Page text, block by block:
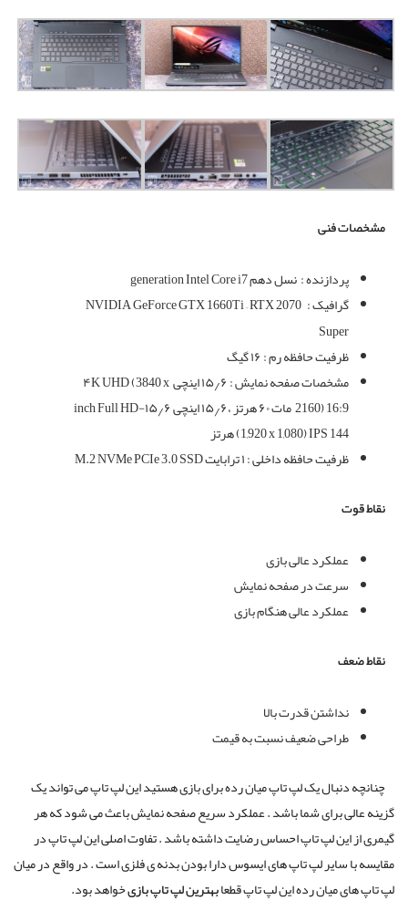
مشخصات فنی
پردازنده :نسل دهم generation Intel Core i7
گرافیک : NVIDIA GeForce GTX 1660Ti – RTX 2070
Super
ظرفیت حافظه رم : ۱۶ گیگ
مشخصات صفحه نمایش : ۱۵٫۶ اینچی
۴K UHD (3840 x
2160) 16:9
مات ۶۰ هرتز ،۱۵٫۶ اینچی ۱۵٫۶-inch Full HD
(1,920 x 1,080) IPS 144 هرتز
ظرفیت حافظه داخلی : ۱ ترابایت M.2 NVMe PCIe 3.0 SSD
نقاط قوت
عملکرد عالی بازی
سرعت در صفحه نمایش
عملکرد عالی هنگام بازی
نقاط ضعف
نداشتن قدرت بالا
طراحی ضعیف نسبت به قیمت
چنانچه دنبال یک لپ تاپ میان رده برای بازی هستید این لپ تاپ می تواند یک
گزینه عالی برای شما باشد . عملکرد سریع صفحه نمایش باعث می شود که هر
گیمری از این لپ تاپ احساس رضایت داشته باشد . تفاوت اصلی این لپ تاپ در
مقایسه با سایر لپ تاپ های ایسوس دارا بودن بدنه ی فلزی است . در واقع در میان
لپ تاپ های میان رده این لپ تاپ قطعابهترین لپ تاپ بازیخواهد بود.